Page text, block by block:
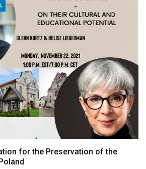
for the Preservation of the